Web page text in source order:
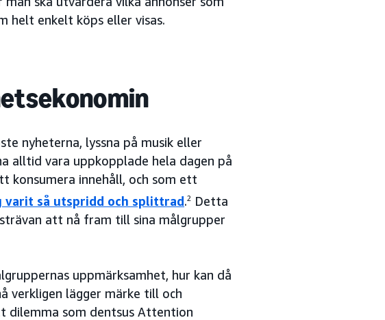
helt enkelt köps eller visas.
nyheterna, lyssna på musik eller
alltid vara uppkopplade hela dagen på
konsumera innehåll, och som ett
varit så utspridd och splittrad.2
Detta
att nå fram till sina målgrupper
uppmärksamhet, hur kan då
verkligen lägger märke till och
dilemma som dentsus Attention